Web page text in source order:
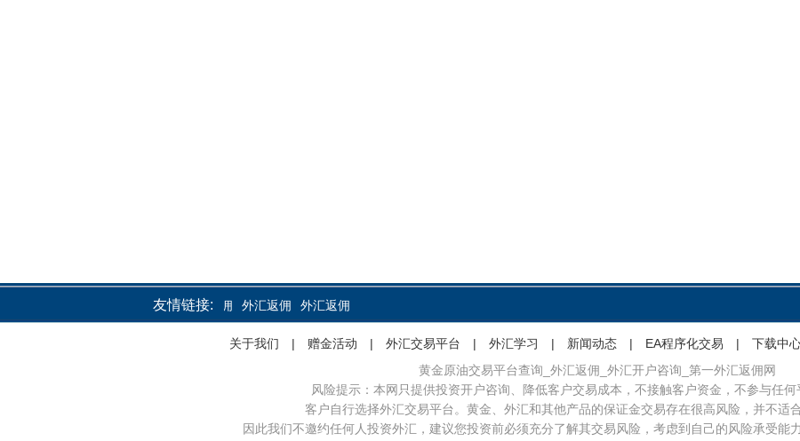
友情链接:
外汇返佣 外汇返佣 外汇返佣
关于我们 | 赠金活动 | 外汇交易平台 | 外汇学习 | 新闻动态 | EA程序化交易 | 下载中
黄金原油交易平台查询_外汇返佣_外汇开户咨询_第一外汇返佣网
风险提示：本网只提供投资开户咨询、降低客户交易成本，不接触客户资金，不参与任何
客户自行选择外汇交易平台。黄金、外汇和其他产品的保证金交易存在很高风险，并不适
因此我们不邀约任何人投资外汇，建议您投资前必须充分了解其交易风险，考虑到自己的风险承受能